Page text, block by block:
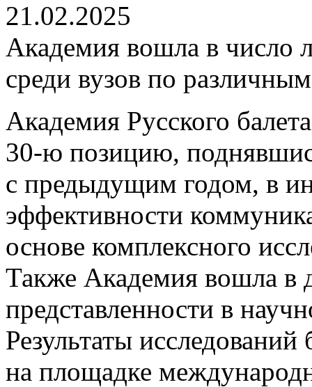
21.02.2025
Академия вошла в число
среди вузов по
Академия Русского
30-ю позицию,
с предыдущим годом, в
эффективности
основе комплексного
Также Академия вошла в
представленности в
Результаты
на площадке